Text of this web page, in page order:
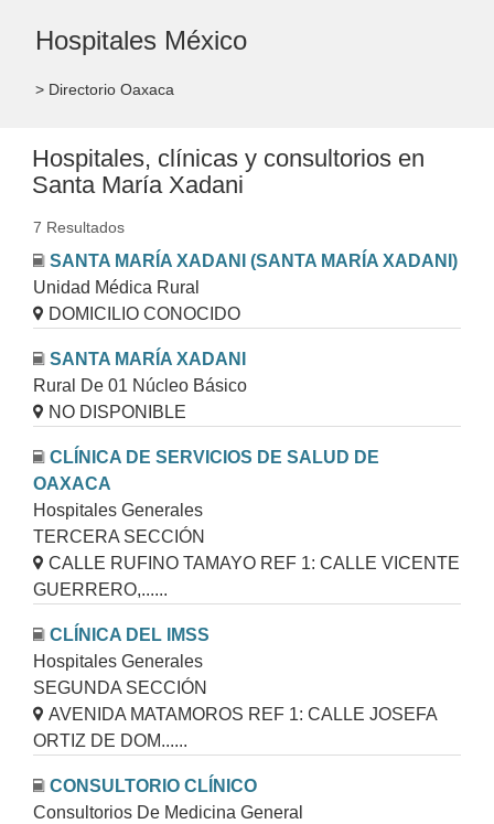
Hospitales México
> Directorio Oaxaca
Hospitales, clínicas y consultorios en
Santa María Xadani
7 Resultados
SANTA MARÍA XADANI (SANTA MARÍA XADANI)
Unidad Médica Rural
DOMICILIO CONOCIDO
SANTA MARÍA XADANI
Rural De 01 Núcleo Básico
NO DISPONIBLE
CLÍNICA DE SERVICIOS DE SALUD DE
OAXACA
Hospitales Generales
TERCERA SECCIÓN
CALLE RUFINO TAMAYO REF 1: CALLE VICENTE
GUERRERO,......
CLÍNICA DEL IMSS
Hospitales Generales
SEGUNDA SECCIÓN
AVENIDA MATAMOROS REF 1: CALLE JOSEFA
ORTIZ DE DOM......
CONSULTORIO CLÍNICO
Consultorios De Medicina General